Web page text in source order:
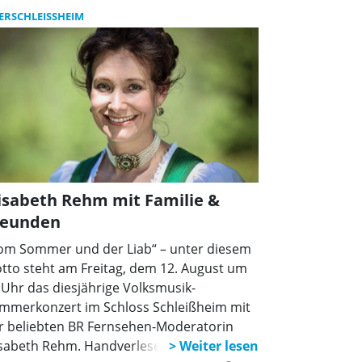
Rehm mit Familie &
Sommer und der Liab“ – unter diesem
steht am Freitag, dem 12. August um
das diesjährige Volksmusik-
im Schloss Schleißheim mit
beliebten BR Fernsehen-Moderatorin
Rehm. Handverlesene